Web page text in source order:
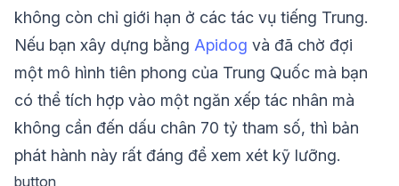
không còn chỉ giới hạn ở các tác vụ tiếng Trung.
Nếu bạn xây dựng bằng Apidog và đã chờ đợi
một mô hình tiên phong của Trung Quốc mà bạn
có thể tích hợp vào một ngăn xếp tác nhân mà
không cần đến dấu chân 70 tỷ tham số, thì bản
phát hành này rất đáng để xem xét kỹ lưỡng.
button